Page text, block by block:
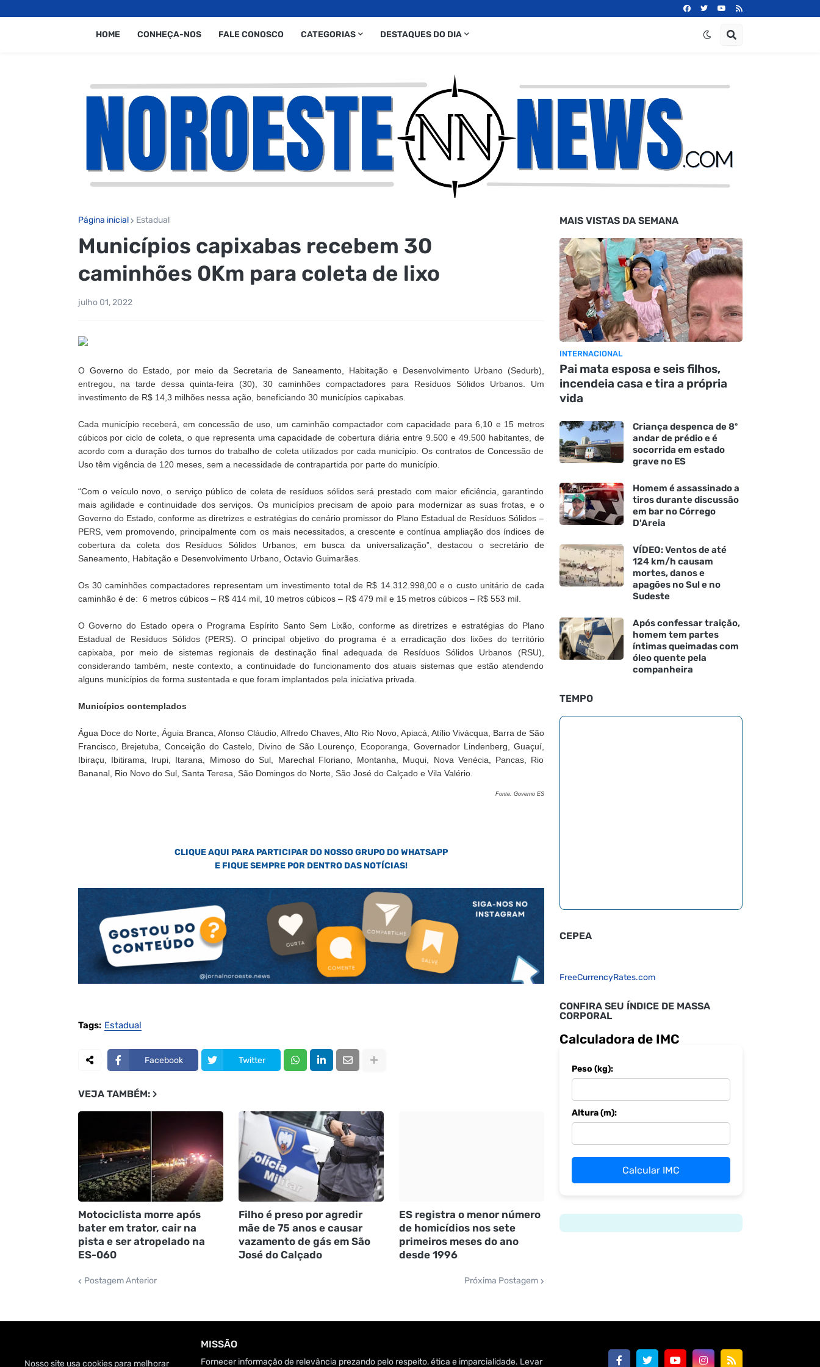
HOME CONHEÇA-NOS FALE CONOSCO CATEGORIAS DESTAQUES DO DIA
Página inicial Estadual
Municípios capixabas recebem 30
caminhões 0Km para coleta de lixo
julho 01, 2022
O Governo do Estado, por meio da Secretaria de Saneamento, Habitação e Desenvolvimento Urbano (Sedurb),
entregou, na tarde dessa quinta-feira (30), 30 caminhões compactadores para Resíduos Sólidos Urbanos. Um
investimento de R$ 14,3 milhões nessa ação, beneficiando 30 municípios capixabas.
Cada município receberá, em concessão de uso, um caminhão compactador com capacidade para 6,10 e 15 metros
cúbicos por ciclo de coleta, o que representa uma capacidade de cobertura diária entre 9.500 e 49.500 habitantes, de
acordo com a duração dos turnos do trabalho de coleta utilizados por cada município. Os contratos de Concessão de
Uso têm vigência de 120 meses, sem a necessidade de contrapartida por parte do município.
“Com o veículo novo, o serviço público de coleta de resíduos sólidos será prestado com maior eficiência, garantindo
mais agilidade e continuidade dos serviços. Os municípios precisam de apoio para modernizar as suas frotas, e o
Governo do Estado, conforme as diretrizes e estratégias do cenário promissor do Plano Estadual de Resíduos Sólidos –
PERS, vem promovendo, principalmente com os mais necessitados, a crescente e contínua ampliação dos índices de
cobertura da coleta dos Resíduos Sólidos Urbanos, em busca da universalização”, destacou o secretário de
Saneamento, Habitação e Desenvolvimento Urbano, Octavio Guimarães.
Os 30 caminhões compactadores representam um investimento total de R$ 14.312.998,00 e o custo unitário de cada
caminhão é de: 6 metros cúbicos – R$ 414 mil, 10 metros cúbicos – R$ 479 mil e 15 metros cúbicos – R$ 553 mil.
O Governo do Estado opera o Programa Espírito Santo Sem Lixão, conforme as diretrizes e estratégias do Plano
Estadual de Resíduos Sólidos (PERS). O principal objetivo do programa é a erradicação dos lixões do território
capixaba, por meio de sistemas regionais de destinação final adequada de Resíduos Sólidos Urbanos (RSU),
considerando também, neste contexto, a continuidade do funcionamento dos atuais sistemas que estão atendendo
alguns municípios de forma sustentada e que foram implantados pela iniciativa privada.
Municípios contemplados
Água Doce do Norte, Águia Branca, Afonso Cláudio, Alfredo Chaves, Alto Rio Novo, Apiacá, Atílio Vivácqua, Barra de São
Francisco, Brejetuba, Conceição do Castelo, Divino de São Lourenço, Ecoporanga, Governador Lindenberg, Guaçuí,
Ibiraçu, Ibitirama, Irupi, Itarana, Mimoso do Sul, Marechal Floriano, Montanha, Muqui, Nova Venécia, Pancas, Rio
Bananal, Rio Novo do Sul, Santa Teresa, São Domingos do Norte, São José do Calçado e Vila Valério.
Fonte: Governo ES
CLIQUE AQUI PARA PARTICIPAR DO NOSSO GRUPO DO WHATSAPP
E FIQUE SEMPRE POR DENTRO DAS NOTÍCIAS!
Tags: Estadual
Facebook Twitter
VEJA TAMBÉM:
Motociclista morre após
bater em trator, cair na
pista e ser atropelado na
ES-060
Filho é preso por agredir
mãe de 75 anos e causar
vazamento de gás em São
José do Calçado
ES registra o menor número
de homicídios nos sete
primeiros meses do ano
desde 1996
Postagem Anterior Próxima Postagem
MAIS VISTAS DA SEMANA
INTERNACIONAL
Pai mata esposa e seis filhos,
incendeia casa e tira a própria
vida
Criança despenca de 8º
andar de prédio e é
socorrida em estado
grave no ES
Homem é assassinado a
tiros durante discussão
em bar no Córrego
D'Areia
VÍDEO: Ventos de até
124 km/h causam
mortes, danos e
apagões no Sul e no
Sudeste
Após confessar traição,
homem tem partes
íntimas queimadas com
óleo quente pela
companheira
TEMPO
CEPEA
FreeCurrencyRates.com
CONFIRA SEU ÍNDICE DE MASSA
CORPORAL
Calculadora de IMC
Peso (kg):
Altura (m):
Calcular IMC
MISSÃO
Fornecer informação de relevância prezando pelo respeito, ética e imparcialidade. Levar
Nosso site usa cookies para melhorar